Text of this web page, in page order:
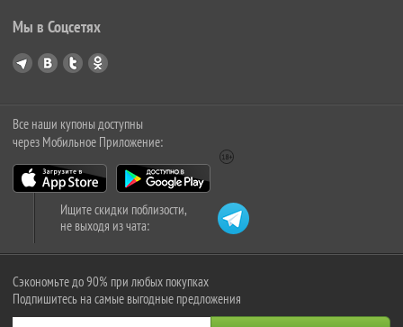
Мы в Соцсетях
Все наши купоны доступны
через Мобильное Приложение:
Ищите скидки поблизости,
не выходя из чата:
Сэкономьте до 90% при любых покупках
Подпишитесь на самые выгодные предложения